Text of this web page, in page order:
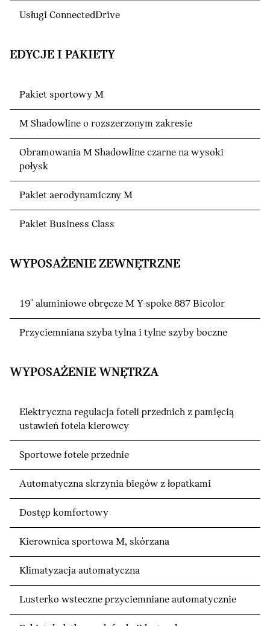
Usługi ConnectedDrive
EDYCJE I PAKIETY
Pakiet sportowy M
M Shadowline o rozszerzonym zakresie
Obramowania M Shadowline czarne na wysoki
połysk
Pakiet aerodynamiczny M
Pakiet Business Class
WYPOSAŻENIE ZEWNĘTRZNE
19" aluminiowe obręcze M Y-spoke 887 Bicolor
Przyciemniana szyba tylna i tylne szyby boczne
WYPOSAŻENIE WNĘTRZA
Elektryczna regulacja foteli przednich z pamięcią
ustawień fotela kierowcy
Sportowe fotele przednie
Automatyczna skrzynia biegów z łopatkami
Dostęp komfortowy
Kierownica sportowa M, skórzana
Klimatyzacja automatyczna
Lusterko wsteczne przyciemniane automatycznie